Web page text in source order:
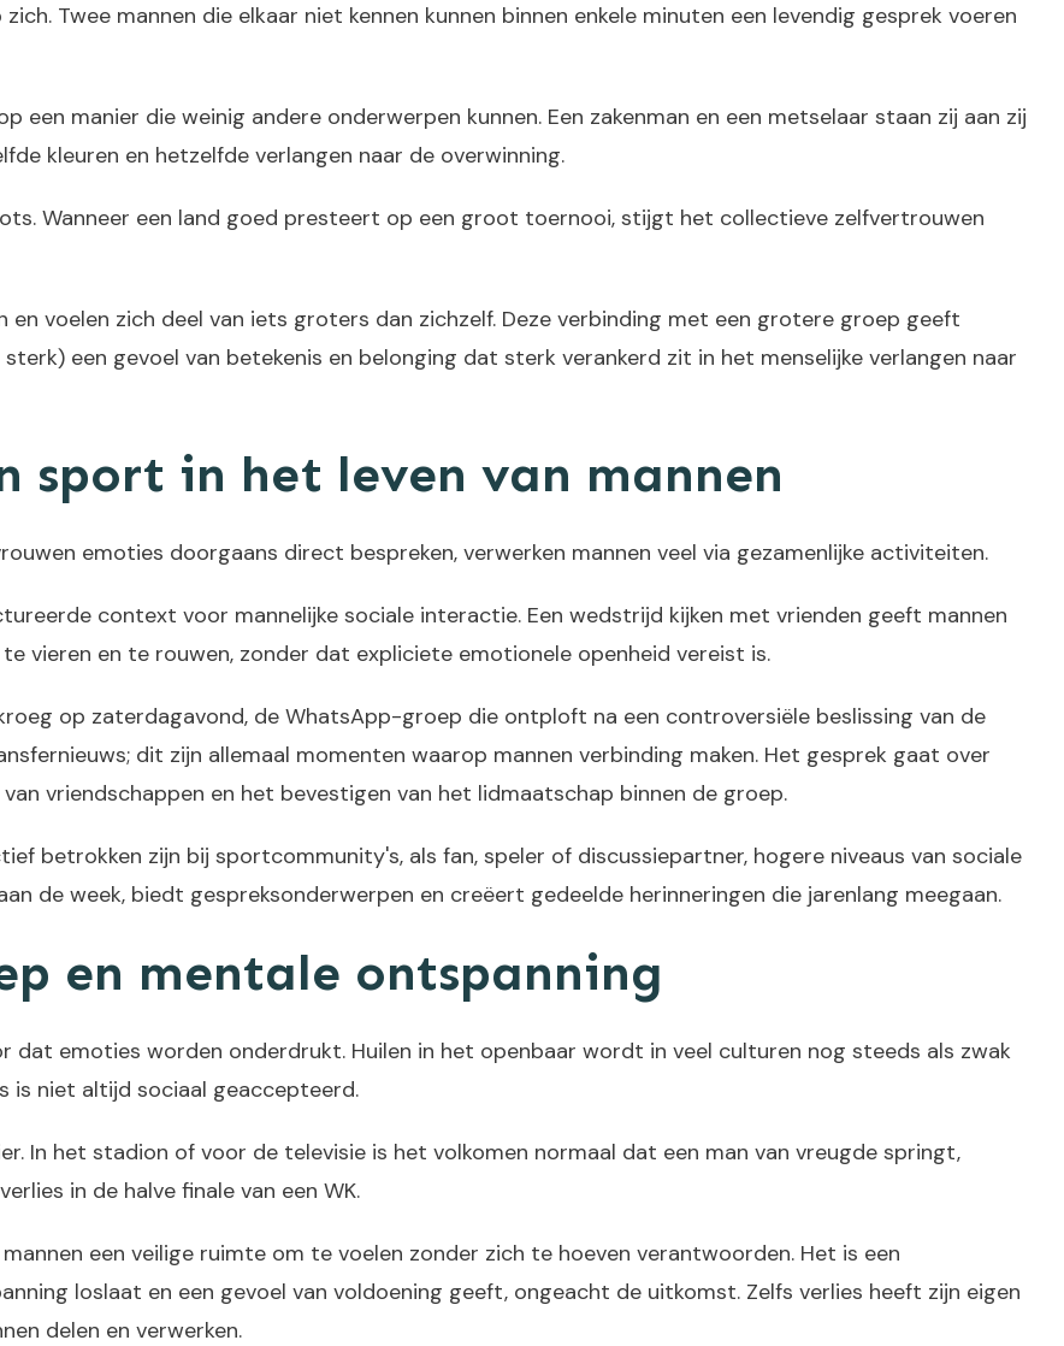
Twee mannen die elkaar niet kennen kunnen binnen enkele minuten een levendig gesprek voeren
manier die weinig andere onderwerpen kunnen. Een zakenman en een metselaar staan zij aan zij
kleuren en hetzelfde verlangen naar de overwinning.
Wanneer een land goed presteert op een groot toernooi, stijgt het collectieve zelfvertrouwen
en voelen zich deel van iets groters dan zichzelf. Deze verbinding met een grotere groep geeft
een gevoel van betekenis en belonging dat sterk verankerd zit in het menselijke verlangen naar
sport in het leven van mannen
emoties doorgaans direct bespreken, verwerken mannen veel via gezamenlijke activiteiten.
context voor mannelijke sociale interactie. Een wedstrijd kijken met vrienden geeft mannen
vieren en te rouwen, zonder dat expliciete emotionele openheid vereist is.
op zaterdagavond, de WhatsApp-groep die ontploft na een controversiële beslissing van de
dit zijn allemaal momenten waarop mannen verbinding maken. Het gesprek gaat over
vriendschappen en het bevestigen van het lidmaatschap binnen de groep.
betrokken zijn bij sportcommunity's, als fan, speler of discussiepartner, hogere niveaus van sociale
de week, biedt gespreksonderwerpen en creëert gedeelde herinneringen die jarenlang meegaan.
en mentale ontspanning
dat emoties worden onderdrukt. Huilen in het openbaar wordt in veel culturen nog steeds als zwak
is niet altijd sociaal geaccepteerd.
In het stadion of voor de televisie is het volkomen normaal dat een man van vreugde springt,
in de halve finale van een WK.
een veilige ruimte om te voelen zonder zich te hoeven verantwoorden. Het is een
loslaat en een gevoel van voldoening geeft, ongeacht de uitkomst. Zelfs verlies heeft zijn eigen
delen en verwerken.